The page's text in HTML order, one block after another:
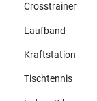
Crosstrainer
Laufband
Kraftstation
Tischtennis